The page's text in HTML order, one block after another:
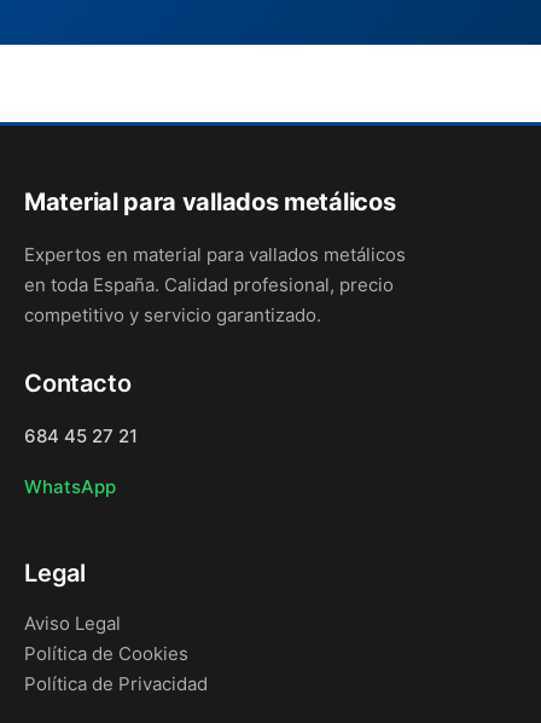
Material para vallados metálicos
Expertos en material para vallados metálicos
en toda España. Calidad profesional, precio
competitivo y servicio garantizado.
Contacto
684 45 27 21
WhatsApp
Legal
Aviso Legal
Política de Cookies
Política de Privacidad